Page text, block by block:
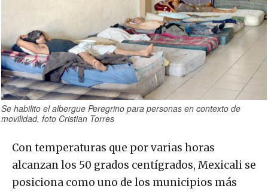
Se habilito el albergue Peregrino para personas en contexto de
movilidad, foto Cristian Torres
Con temperaturas que por varias horas
alcanzan los 50 grados centígrados, Mexicali se
posiciona como uno de los municipios más